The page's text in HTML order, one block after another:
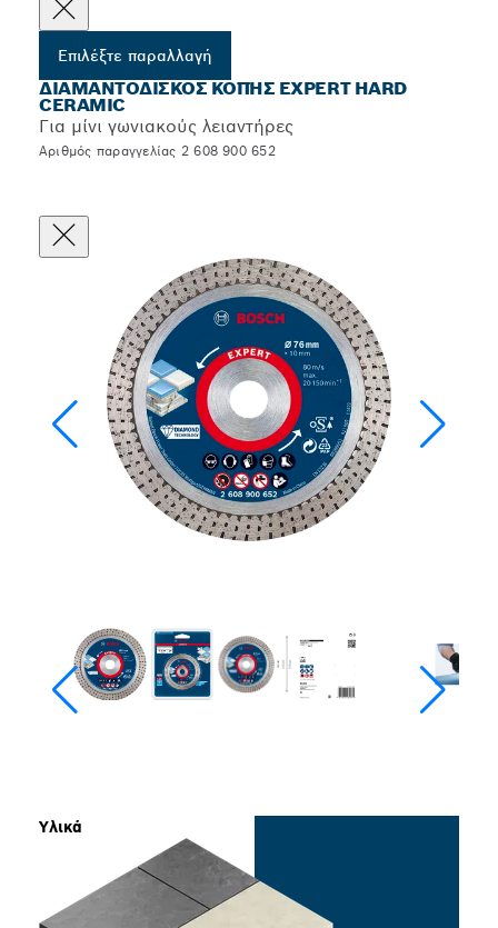
Επιλέξτε παραλλαγή
ΔΙΑΜΑΝΤΌΔΙΣΚΟΣ ΚΟΠΉΣ EXPERT HARD
CERAMIC
Για μίνι γωνιακούς λειαντήρες
Αριθμός παραγγελίας 2 608 900 652
Υλικά